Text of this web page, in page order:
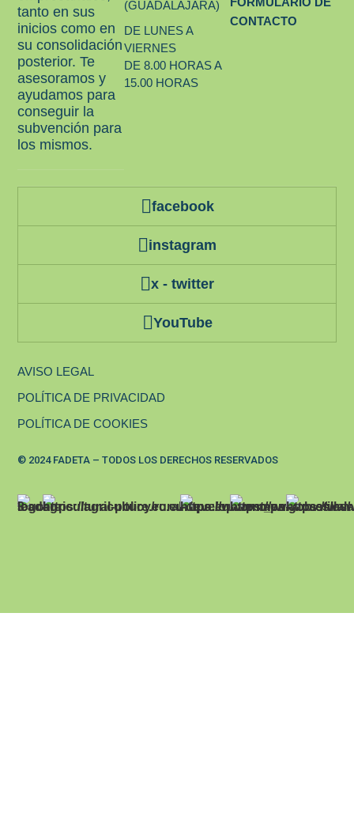
tanto en sus
inicios como en
su consolidación
posterior. Te
asesoramos y
ayudamos para
conseguir la
subvención para
los mismos.
(GUADALAJARA)
DE LUNES A
VIERNES
DE 8.00 HORAS A
15.00 HORAS
CONTACTO
facebook
instagram
x - twitter
YouTube
© 2024 FADETA – TODOS LOS DERECHOS RESERVADOS
AVISO LEGAL
POLÍTICA DE PRIVACIDAD
POLÍTICA DE COOKIES